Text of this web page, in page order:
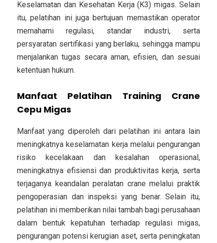
Keselamatan dan Kesehatan Kerja (K3) migas. Selain
itu, pelatihan ini juga bertujuan memastikan operator
memahami regulasi, standar industri, serta
persyaratan sertifikasi yang berlaku, sehingga mampu
menjalankan tugas secara aman, efisien, dan sesuai
ketentuan hukum.
Manfaat Pelatihan Training Crane
Cepu Migas
Manfaat yang diperoleh dari pelatihan ini antara lain
meningkatnya keselamatan kerja melalui pengurangan
risiko kecelakaan dan kesalahan operasional,
meningkatnya efisiensi dan produktivitas kerja, serta
terjaganya keandalan peralatan crane melalui praktik
pengoperasian dan inspeksi yang benar. Selain itu,
pelatihan ini memberikan nilai tambah bagi perusahaan
dalam bentuk kepatuhan terhadap regulasi migas,
pengurangan potensi kerugian aset, serta peningkatan